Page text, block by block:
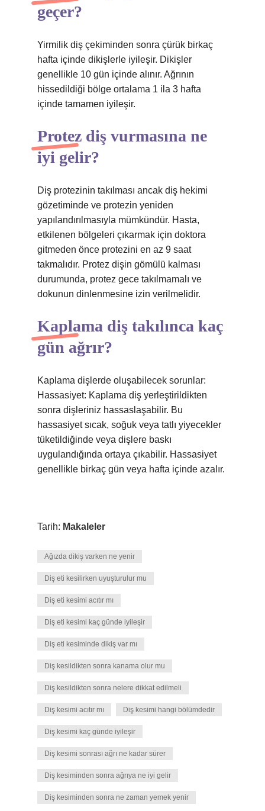
geçer?
Yirmilik diş çekiminden sonra çürük birkaç
hafta içinde dikişlerle iyileşir. Dikişler
genellikle 10 gün içinde alınır. Ağrının
hissedildiği bölge ortalama 1 ila 3 hafta
içinde tamamen iyileşir.
Protez diş vurmasına ne
iyi gelir?
Diş protezinin takılması ancak diş hekimi
gözetiminde ve protezin yeniden
yapılandırılmasıyla mümkündür. Hasta,
etkilenen bölgeleri çıkarmak için doktora
gitmeden önce protezini en az 9 saat
takmalıdır. Protez dişin gömülü kalması
durumunda, protez gece takılmamalı ve
dokunun dinlenmesine izin verilmelidir.
Kaplama diş takılınca kaç
gün ağrır?
Kaplama dişlerde oluşabilecek sorunlar:
Hassasiyet: Kaplama diş yerleştirildikten
sonra dişleriniz hassaslaşabilir. Bu
hassasiyet sıcak, soğuk veya tatlı yiyecekler
tüketildiğinde veya dişlere baskı
uygulandığında ortaya çıkabilir. Hassasiyet
genellikle birkaç gün veya hafta içinde azalır.
Tarih: Makaleler
Ağızda dikiş varken ne yenir
Diş eti kesilirken uyuşturulur mu
Diş eti kesimi acıtır mı
Diş eti kesimi kaç günde iyileşir
Diş eti kesiminde dikiş var mı
Diş kesildikten sonra kanama olur mu
Diş kesildikten sonra nelere dikkat edilmeli
Diş kesimi acıtır mı Diş kesimi hangi bölümdedir
Diş kesimi kaç günde iyileşir
Diş kesimi sonrası ağrı ne kadar sürer
Diş kesiminden sonra ağrıya ne iyi gelir
Diş kesiminden sonra ne zaman yemek yenir